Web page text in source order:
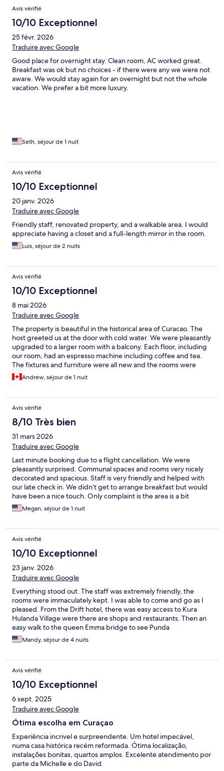
Avis vérifié
10/10 Exceptionnel
25 févr. 2026
Traduire avec Google
Good place for overnight stay. Clean room, AC worked great.
Breakfast was ok but no choices - if there were any we were not
aware. We would stay again for an overnight but not the whole
vacation. We prefer a bit more luxury.
Seth, séjour de 1 nuit
Avis vérifié
10/10 Exceptionnel
20 janv. 2026
Traduire avec Google
Friendly staff, renovated property, and a walkable area. I would
appreciate having a closet and a full-length mirror in the room.
Luis, séjour de 2 nuits
Avis vérifié
10/10 Exceptionnel
8 mai 2026
Traduire avec Google
The property is beautiful in the historical area of Curacao. The
host greeted us at the door with cold water. We were pleasantly
upgraded to a larger room with a balcony. Each floor, including
our room, had an espresso machine including coffee and tea.
The fixtures and furniture were all new and the rooms were
spotless; lots of interesting vintage decorations. The property is
a short walk (10 mins) to Puna/swing bridge; there are plenty of
recommend others to stay.
Andrew, séjour de 1 nuit
Avis vérifié
8/10 Très bien
31 mars 2026
Traduire avec Google
Last minute booking due to a flight cancellation. We were
pleasantly surprised. Communal spaces and rooms very nicely
decorated and spacious. Staff is very friendly and helped with
our late check in. We didn’t get to arrange breakfast but would
have been a nice touch. Only complaint is the area is a bit
sketchy if checking in at night.
Megan, séjour de 1 nuit
Avis vérifié
10/10 Exceptionnel
23 janv. 2026
Traduire avec Google
Everything stood out. The staff was extremely friendly, the
rooms were immaculately kept. I was able to come and go as I
pleased. From the Drift hotel, there was easy access to Kura
Hulanda Village were there are shops and restaurants. Then an
easy walk to the queen Emma bridge to see Punda
Mandy, séjour de 4 nuits
Avis vérifié
10/10 Exceptionnel
6 sept. 2025
Traduire avec Google
Ótima escolha em Curaçao
Experiência incrivel e surpreendente. Um hotel impecável,
numa casa histórica recém reformada. Ótima localização,
instalações bonitas, quartos amplos. Excelente atendimento por
parte da Michelle e do David.